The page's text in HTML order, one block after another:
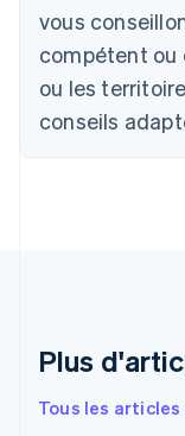
vous
compétent ou
ou les
conseils
Plus
Tous les
Canada
English Français
Chine
简体中文English
Chypre
Croatie
Estonie
États-Unis